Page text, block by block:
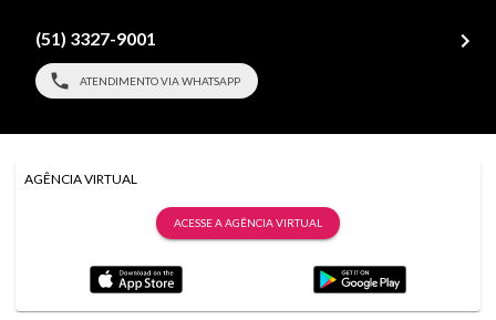
(51) 3327-9001
ATENDIMENTO VIA WHATSAPP
AGÊNCIA VIRTUAL
ACESSE A AGÊNCIA VIRTUAL